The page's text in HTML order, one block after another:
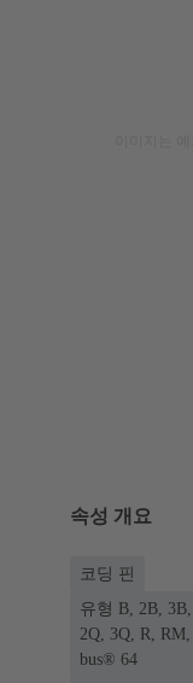
속성 개요
코딩 핀
유형 B, 2B,
2Q, 3Q, R,
bus® 64